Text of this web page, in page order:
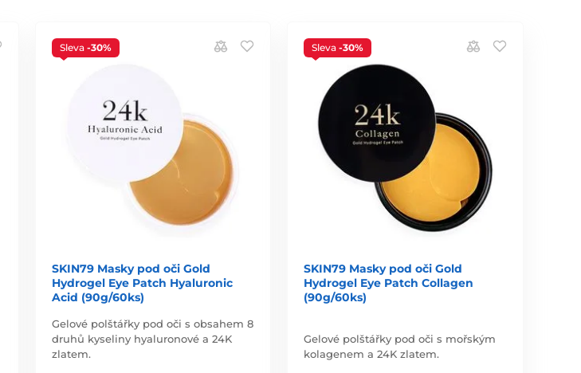
Sleva -30%
SKIN79 Masky pod oči Gold
Hydrogel Eye Patch Hyaluronic
Acid (90g/60ks)
Gelové polštářky pod oči s obsahem 8
druhů kyseliny hyaluronové a 24K
zlatem.
Sleva-30%
SKIN79 Masky pod oči Gold
Hydrogel Eye Patch Collagen
(90g/60ks)
Gelové polštářky pod oči s mořským
kolagenem a 24K zlatem.